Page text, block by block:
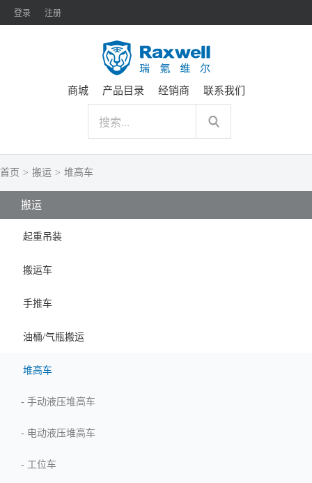
登录 注册
商城 产品目录 经销商 联系我们
首页 > 搬运 > 堆高车
搬运
起重吊装
搬运车
手推车
油桶/气瓶搬运
堆高车
- 手动液压堆高车
- 电动液压堆高车
- 工位车